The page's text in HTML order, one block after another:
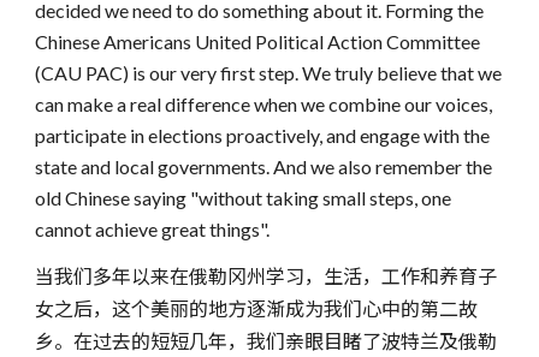
decided we need to do something about it. Forming the
Chinese Americans United Political Action Committee
(CAU PAC) is our very first step. We truly believe that we
can make a real difference when we combine our voices,
participate in elections proactively, and engage with the
state and local governments. And we also remember the
old Chinese saying "without taking small steps, one
cannot achieve great things".
当我们多年以来在俄勒冈州学习，生活，工作和养育子
女之后，这个美丽的地方逐渐成为我们心中的第二故
乡。在过去的短短几年，我们亲眼目睹了波特兰及俄勒